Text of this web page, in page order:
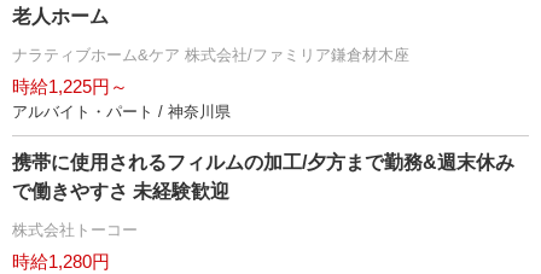
老人ホーム
ナラティブホーム&ケア 株式会社/ファミリア鎌倉材木座
時給1,225円～
アルバイト・パート / 神奈川県
携帯に使用されるフィルムの加工/夕方まで勤務&週末休み
で働きやすさ 未経験歓迎
株式会社トーコー
時給1,280円